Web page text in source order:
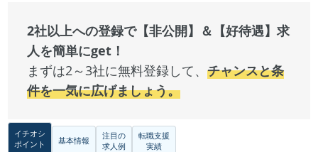
2社以上への登録で【非公開】＆【好待遇】求
人を簡単にget！
まずは2～3社に無料登録して、チャンスと条
件を一気に広げましょう。
イチオシ
ポイント
基本情報
注目の
求人例
転職支援
実績